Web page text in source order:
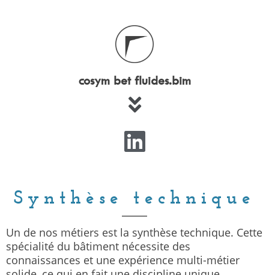
cosym bet fluides.bim
Synthèse technique
Un de nos métiers est la synthèse technique. Cette
spécialité du bâtiment nécessite des
connaissances et une expérience multi-métier